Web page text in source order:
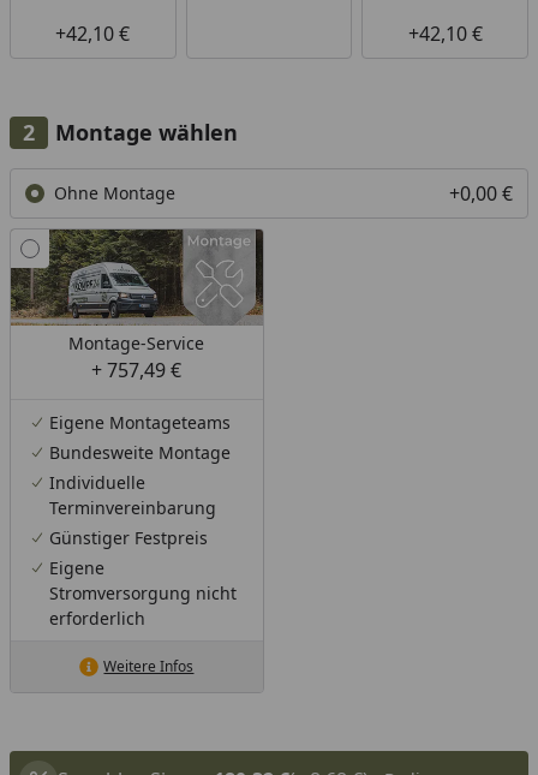
+42,10 € +42,10 €
Montage wählen
Ohne Montage +0,00 €
Montage-Service
+ 757,49 €
Eigene Montageteams
Bundesweite Montage
Individuelle
Terminvereinbarung
Günstiger Festpreis
Eigene
Stromversorgung nicht
erforderlich
Weitere Infos